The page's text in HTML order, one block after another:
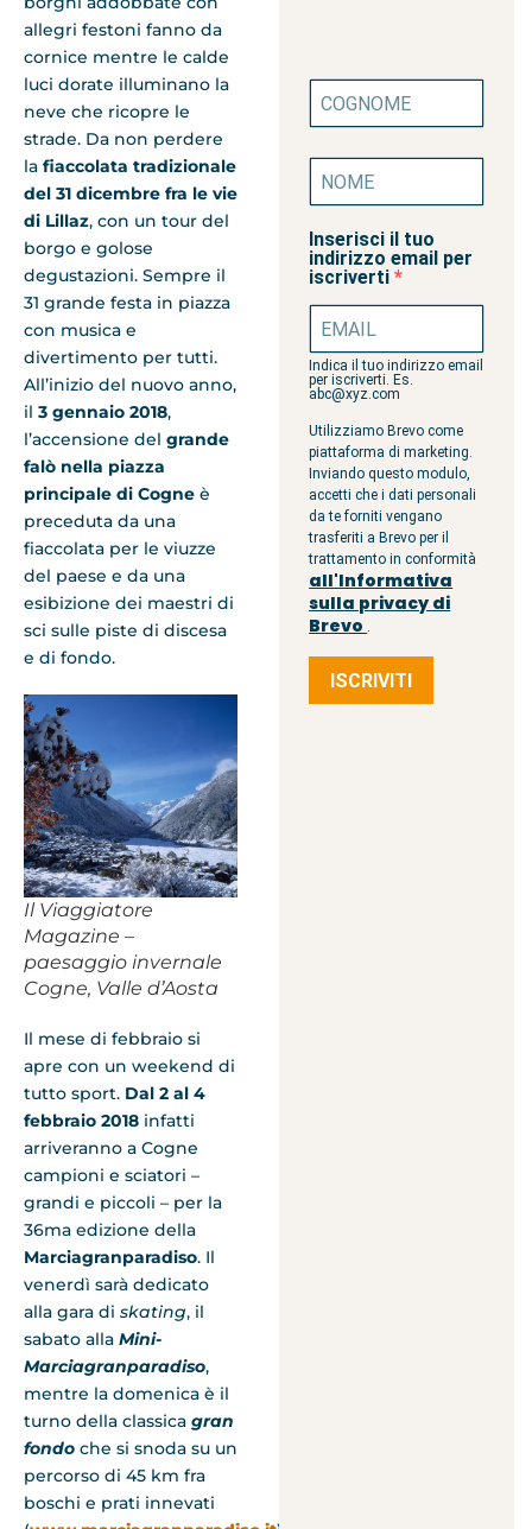
allegri festoni fanno da
cornice mentre le calde
luci dorate illuminano la
neve che ricopre le
strade. Da non perdere
la fiaccolata tradizionale
del 31 dicembre fra le vie
di Lillaz, con un tour del
borgo e golose
degustazioni. Sempre il
31 grande festa in piazza
con musica e
divertimento per tutti.
All’inizio del nuovo anno,
il 3 gennaio 2018,
l’accensione del grande
falò nella piazza
principale di Cogne è
preceduta da una
fiaccolata per le viuzze
del paese e da una
esibizione dei maestri di
sci sulle piste di discesa
e di fondo.
Il Viaggiatore
Magazine –
paesaggio invernale
Cogne, Valle d’Aosta
Il mese di febbraio si
apre con un weekend di
tutto sport. Dal 2 al 4
febbraio 2018 infatti
arriveranno a Cogne
campioni e sciatori –
grandi e piccoli – per la
36ma edizione della
Marciagranparadiso. Il
venerdì sarà dedicato
alla gara di skating, il
sabato alla Mini-
Marciagranparadiso,
mentre la domenica è il
turno della classica gran
fondo che si snoda su un
percorso di 45 km fra
boschi e prati innevati
Inserisci il tuo
indirizzo email per
iscriverti
Indica il tuo indirizzo email
per iscriverti. Es.
abc@xyz.com
Utilizziamo Brevo come
piattaforma di marketing.
Inviando questo modulo,
accetti che i dati personali
da te forniti vengano
trasferiti a Brevo per il
trattamento in conformità
all'Informativa
sulla privacy di
Brevo .
ISCRIVITI